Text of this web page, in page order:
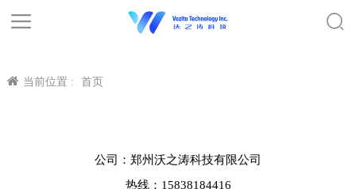
当前位置 : 首页
公司：郑州沃之涛科技有限公司
热线：15838184416